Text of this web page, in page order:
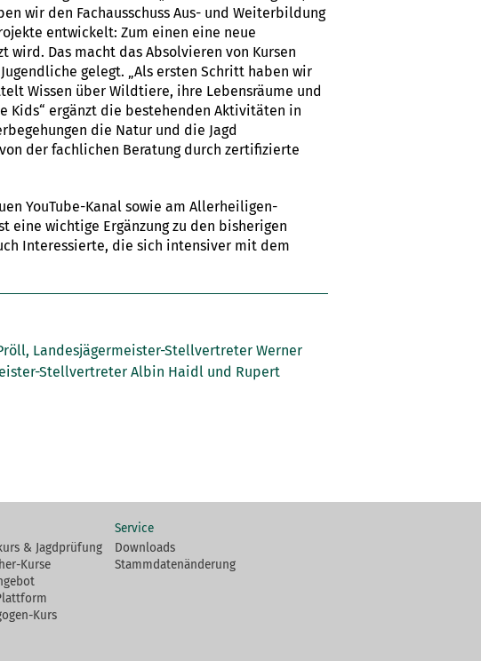
wir den Fachausschuss Aus- und Weiterbildung
entwickelt: Zum einen eine neue
Das macht das Absolvieren von Kursen
gelegt. „Als ersten Schritt haben wir
Wissen über Wildtiere, ihre Lebensräume und
Kids“ ergänzt die bestehenden Aktivitäten in
die Natur und die Jagd
der fachlichen Beratung durch zertifizierte
YouTube-Kanal sowie am Allerheiligen-
eine wichtige Ergänzung zu den bisherigen
Interessierte, die sich intensiver mit dem
Landesjägermeister-Stellvertreter Werner
Stellvertreter Albin Haidl und Rupert
& Jagdprüfung
Kurse
Kurs
Service
Downloads
Stammdatenänderung